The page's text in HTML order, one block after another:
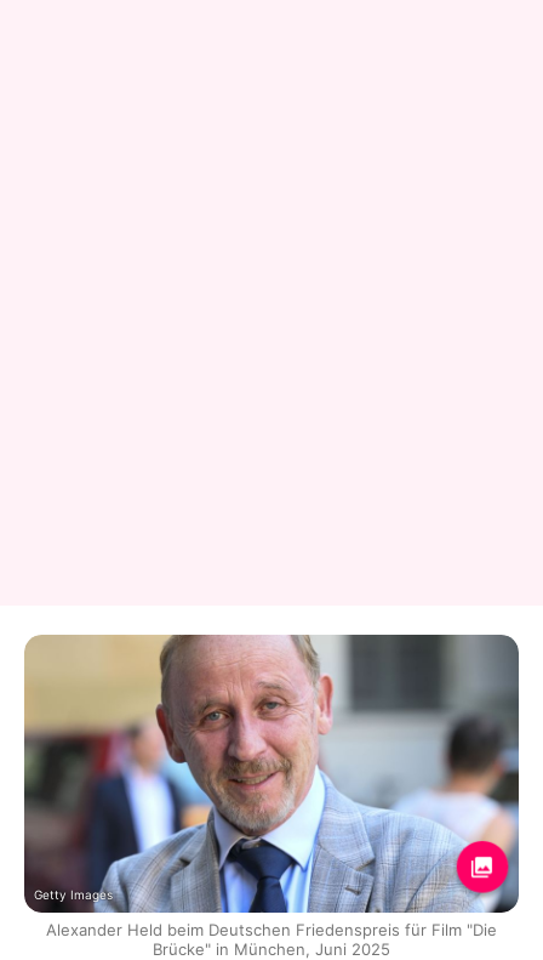
Getty Images
Alexander Held beim Deutschen Friedenspreis für Film "Die
Brücke" in München, Juni 2025